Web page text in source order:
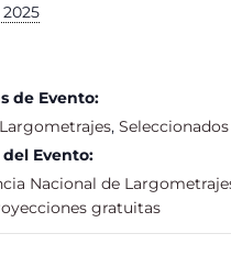
de Evento:
Largometrajes, Seleccionados
Evento:
Nacional de
gratuitas